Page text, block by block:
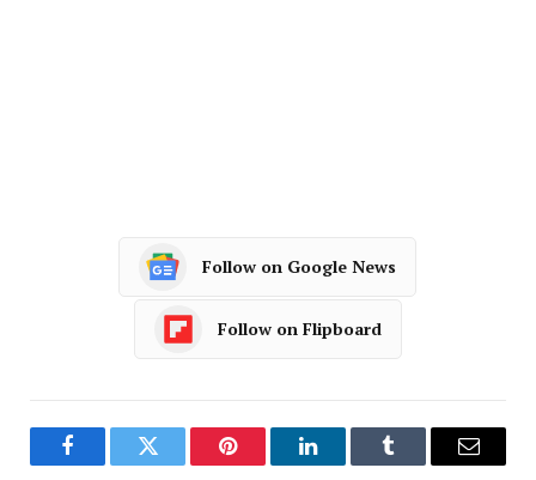
Follow on Google News
Follow on Flipboard
FacebookTwitter Pinterest LinkedInTumblr Email